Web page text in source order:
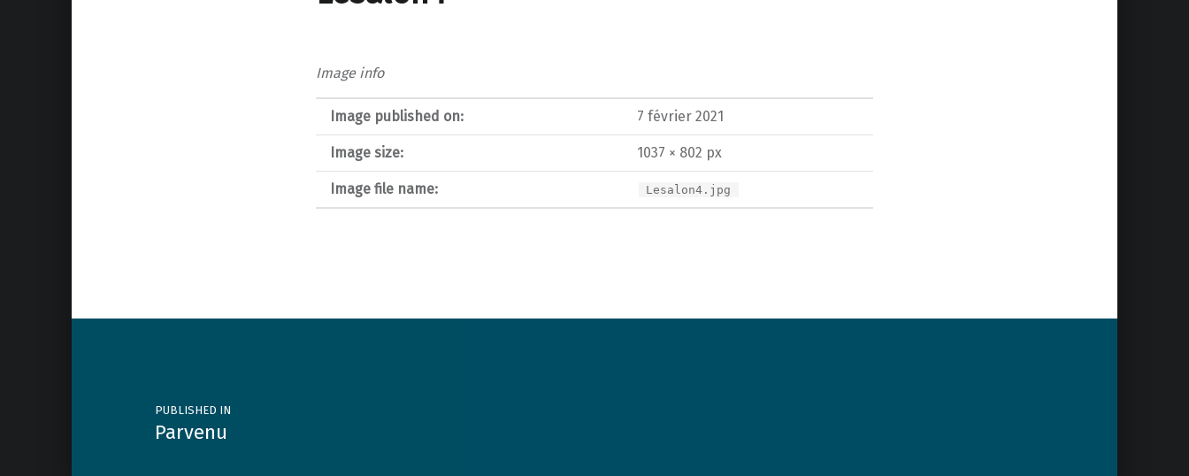
Image info
Image published on: 7 février 2021
Image size: 1037 × 802 px
Image file name: Lesalon4.jpg
Post navigation
PUBLISHED IN
Parvenu